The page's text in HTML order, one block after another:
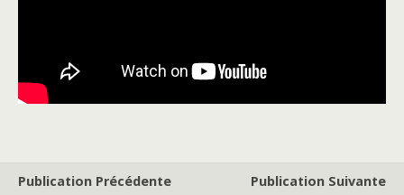
Publication Précédente
Publication Suivante